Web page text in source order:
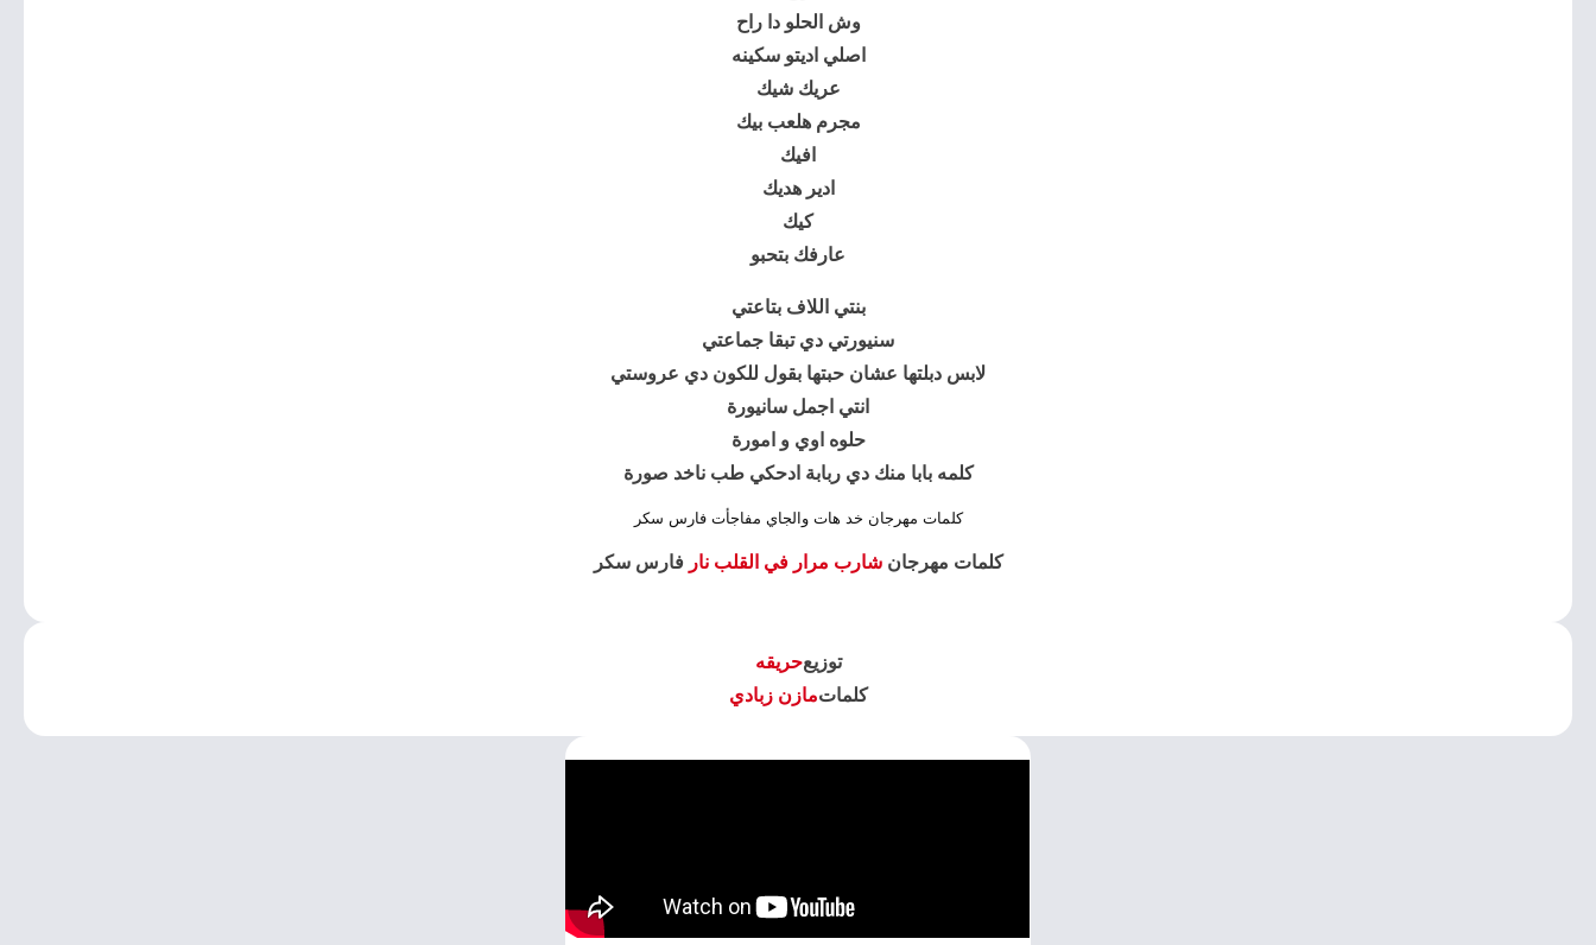
وش الحلو دا راح
اصلي اديتو سكينه
عريك شيك
مجرم هلعب بيك
افيك
ادير هديك
كيك
عارفك بتحبو
بنتي اللاف بتاعتي
سنيورتي دي تبقا جماعتي
لابس دبلتها عشان حبتها بقول للكون دي عروستي
انتي اجمل سانيورة
حلوه اوي و امورة
كلمه بابا منك دي ربابة ادحكي طب ناخد صورة
كلمات مهرجان خد هات والجاي مفاجأت فارس سكر
كلمات مهرجانشارب مرار في القلب نار فارس سكر
توزيعحريقه
كلماتمازن زبادي